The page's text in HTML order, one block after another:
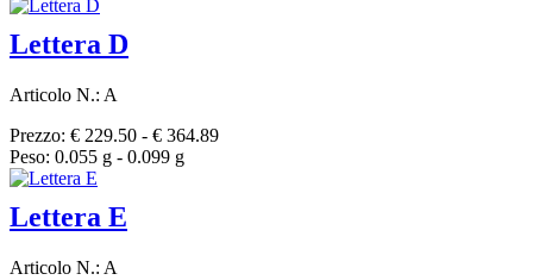
Lettera D
Articolo N.: A
Prezzo: € 229.50 - € 364.89
Peso: 0.055 g - 0.099 g
Lettera E
Articolo N.: A